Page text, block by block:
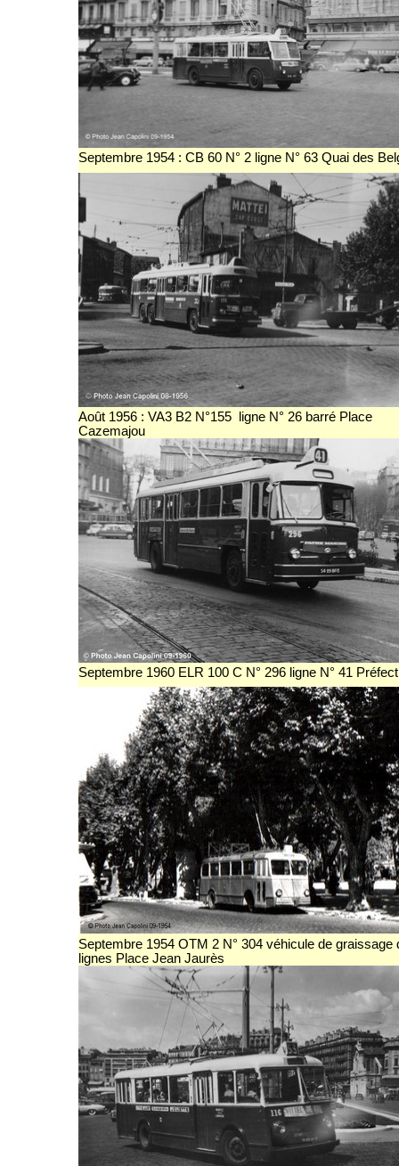
Septembre 1954 : CB 60 N° 2 ligne N° 63 Quai des
Août 1956 : VA3 B2 N°155 ligne N° 26 barré Place
Cazemajou
Septembre 1960 ELR 100 C N° 296 ligne N° 41
Septembre 1954 OTM 2 N° 304 véhicule de graissage
lignes Place Jean Jaurès